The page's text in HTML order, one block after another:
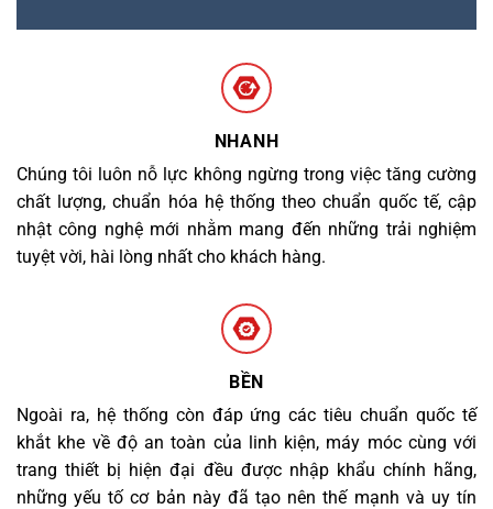
NHANH
Chúng tôi luôn nỗ lực không ngừng trong việc tăng cường
chất lượng, chuẩn hóa hệ thống theo chuẩn quốc tế, cập
nhật công nghệ mới nhằm mang đến những trải nghiệm
tuyệt vời, hài lòng nhất cho khách hàng.
BỀN
Ngoài ra, hệ thống còn đáp ứng các tiêu chuẩn quốc tế
khắt khe về độ an toàn của linh kiện, máy móc cùng với
trang thiết bị hiện đại đều được nhập khẩu chính hãng,
những yếu tố cơ bản này đã tạo nên thế mạnh và uy tín